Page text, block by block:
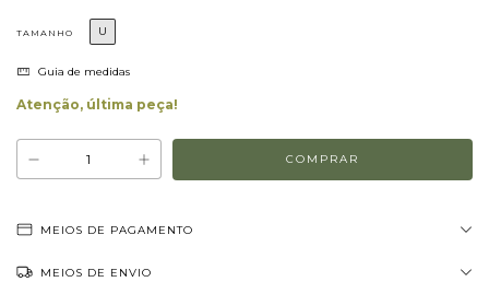
TAMANHO U
Guia de medidas
Atenção, última peça!
MEIOS DE PAGAMENTO
MEIOS DE ENVIO